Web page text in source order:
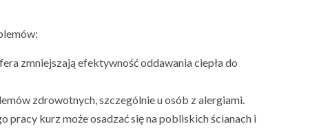
zmniejszają efektywność oddawania ciepła do
zdrowotnych, szczególnie u osób z alergiami.
pracy kurz może osadzać się na pobliskich ścianach i